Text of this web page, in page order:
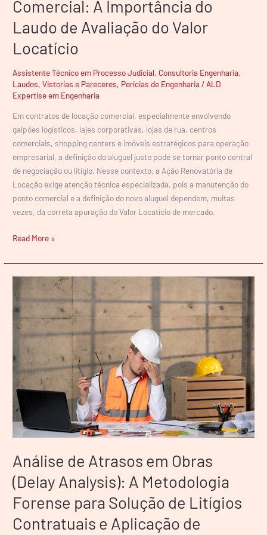
Comercial: A Importância do
Laudo de Avaliação do Valor
Locatício
Assistente Técnico em Processo Judicial, Consultoria Engenharia,
Laudos, Vistorias e Pareceres, Perícias de Engenharia / ALD
Expertise em Engenharia
Em contratos de locação comercial, especialmente envolvendo
galpões logísticos, lajes corporativas, lojas de rua, centros
comerciais, shopping centers e imóveis estratégicos para operação
empresarial, a definição do aluguel justo pode se tornar ponto central
de negociação ou litígio. Nesse contexto, a Ação Renovatória de
Locação exige atenção técnica especializada, pois a manutenção do
ponto comercial e a definição do novo aluguel dependem, muitas
vezes, da correta apuração do Valor Locatício de mercado.
Read More »
Análise de Atrasos em Obras
(Delay Analysis): A Metodologia
Forense para Solução de Litígios
Contratuais e Aplicação de
de
Atrasos
Obras
(Delay
Analysis):
Metodologia
Forense
para
Solução
Litígios
Contratuais
e
Aplicação
de
Penalidades